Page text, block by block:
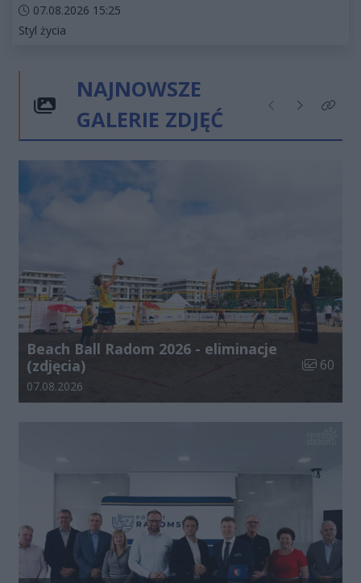
Data dodania artykułu:
07.08.2026 15:25
Kategorie artykułu:
Styl życia
NAJNOWSZE
GALERIE ZDJĘĆ
Poprzednie
NastępneKliknij
Beach Ball Radom 2026 - eliminacje
(zdjęcia)
Liczba
60
Data dodania galerii:
07.08.2026